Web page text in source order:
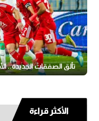
تألق الصفقات الجديدة..
الأكثر قراءة